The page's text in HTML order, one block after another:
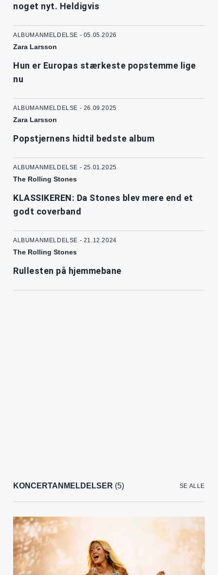
noget nyt. Heldigvis
ALBUMANMELDELSE - 05.05.2026
Zara Larsson
Hun er Europas stærkeste popstemme lige
nu
ALBUMANMELDELSE - 26.09.2025
Zara Larsson
Popstjernens hidtil bedste album
ALBUMANMELDELSE - 25.01.2025
The Rolling Stones
KLASSIKEREN: Da Stones blev mere end et
godt coverband
ALBUMANMELDELSE - 21.12.2024
The Rolling Stones
Rullesten på hjemmebane
KONCERTANMELDELSER (5) SE ALLE